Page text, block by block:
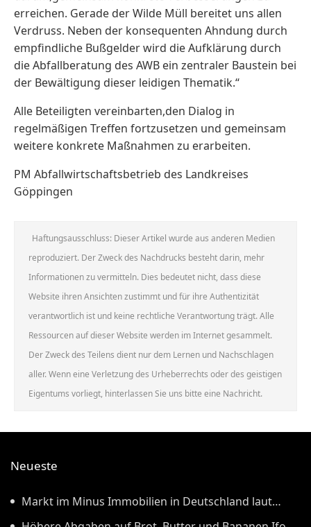
erreichen. Gerade der Wilde Müll bereitet uns allen
Verdruss. Neben der konsequenten Ahndung durch
empfindliche Bußgelder wird die Aufklärung durch
die Abfallberatung des AWB ein zentraler Baustein bei
der Bewältigung dieser leidigen Thematik.“
Alle Beteiligten vereinbarten,den Dialog in
regelmäßigen Treffen fortzusetzen und gemeinsam
weitere konkrete Maßnahmen zu erarbeiten.
PM Abfallwirtschaftsbetrieb des Landkreises
Göppingen
Haftungsausschluss: Dieser Artikel wurde aus anderen Medien
reproduziert. Der Zweck des Nachdrucks besteht darin, mehr
Informationen zu vermitteln. Dies bedeutet nicht, dass diese
Website ihren Ansichten zustimmt und für ihre Authentizität
verantwortlich ist und keine rechtliche Verantwortung trägt. Alle
Ressourcen auf dieser Website werden im Internet gesammelt.
Der Zweck des Teilens dient nur dem Lernen und Nachschlagen
aller. Wenn eine Verletzung des Urheberrechts oder des geistigen
Eigentums vorliegt, hinterlassen Sie uns bitte eine Nachricht.
Neueste
Markt im Minus Immobilien in Deutschland laut